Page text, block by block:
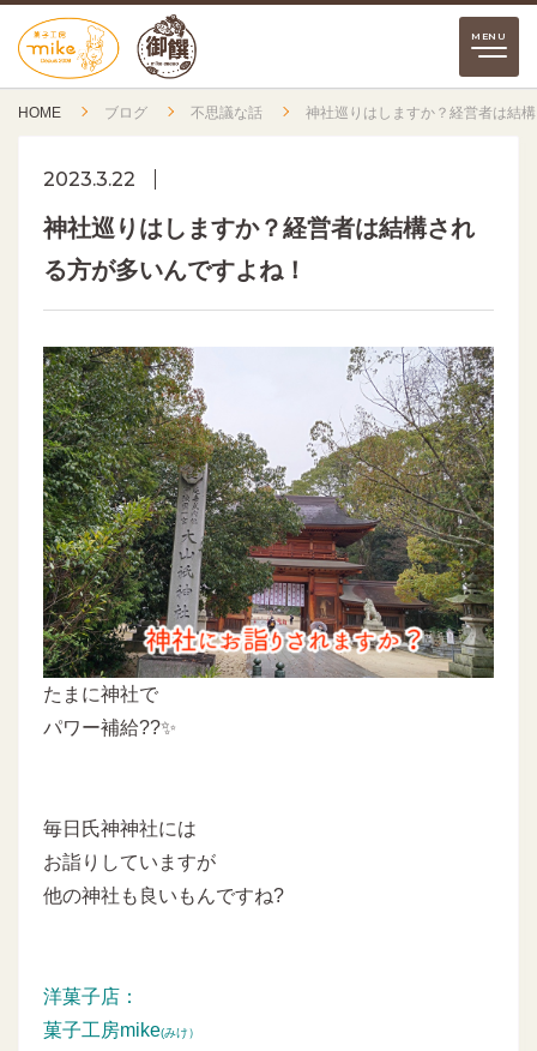
HOME ブログ 不思議な話 神社巡りはしますか？経営者は結
2023.3.22
神社巡りはしますか？経営者は結構され
る方が多いんですよね！
たまに神社で
パワー補給??✨
毎日氏神神社には
お詣りしていますが
他の神社も良いもんですね?
洋菓子店：
菓子工房mike(みけ）